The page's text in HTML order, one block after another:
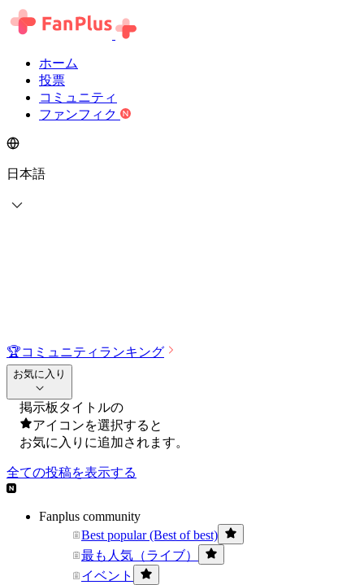
ホーム
投票
コミュニティ
ファンフィク
日本語
🏆コミュニティランキング
お気に入り
掲示板タイトルの
アイコンを選択すると
お気に入りに追加されます。
全ての投稿を表示する
Fanplus community
Best popular (Best of best)
最も人気（ライブ）
イベント